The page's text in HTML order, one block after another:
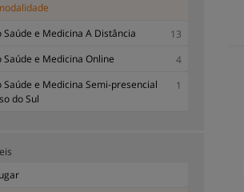
Odontologia Mato Grosso do Sul
Radiologia Mato Grosso do Sul
1
Saúde e Medicina A Distância
13
Saúde e Medicina Online
4
Saúde e Medicina Semi-presencial
do Sul
1